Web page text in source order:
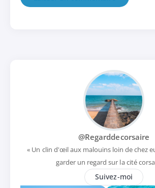
@Regarddecorsaire
« Un clin d'œil aux malouins loin de chez
garder un regard sur la cité
Suivez-moi